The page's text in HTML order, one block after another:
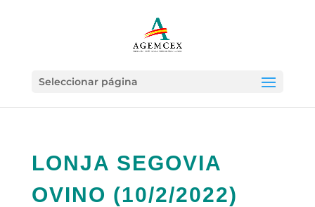
Seleccionar página
LONJA SEGOVIA
OVINO (10/2/2022)